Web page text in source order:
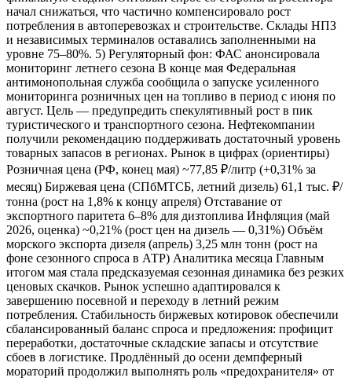
начал снижаться, что частично компенсировало рост
потребления в автоперевозках и строительстве. Склады НПЗ
и независимых терминалов оставались заполненными на
уровне 75–80%. 5) Регуляторный фон: ФАС анонсировала
мониторинг летнего сезона В конце мая Федеральная
антимонопольная служба сообщила о запуске усиленного
мониторинга розничных цен на топливо в период с июня по
август. Цель — предупредить спекулятивный рост в пик
туристического и транспортного сезона. Нефтекомпании
получили рекомендацию поддерживать достаточный уровень
товарных запасов в регионах. Рынок в цифрах (ориентиры)
Розничная цена (РФ, конец мая) ~77,85 ₽/литр (+0,31% за
месяц) Биржевая цена (СПбМТСБ, летний дизель) 61,1 тыс. ₽/
тонна (рост на 1,8% к концу апреля) Отставание от
экспортного паритета 6–8% для дизтоплива Инфляция (май
2026, оценка) ~0,21% (рост цен на дизель — 0,31%) Объём
морского экспорта дизеля (апрель) 3,25 млн тонн (рост на
фоне сезонного спроса в АТР) Аналитика месяца Главным
итогом мая стала предсказуемая сезонная динамика без резких
ценовых скачков. Рынок успешно адаптировался к
завершению посевной и переходу в летний режим
потребления. Стабильность биржевых котировок обеспечили
сбалансированный баланс спроса и предложения: профицит
переработки, достаточные складские запасы и отсутствие
сбоев в логистике. Продлённый до осени демпферный
мораторий продолжил выполнять роль «предохранителя» от